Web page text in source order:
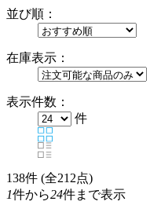
並び順：
在庫表示：
表示件数：
件
138件 (全212点)
1件から24件まで表示